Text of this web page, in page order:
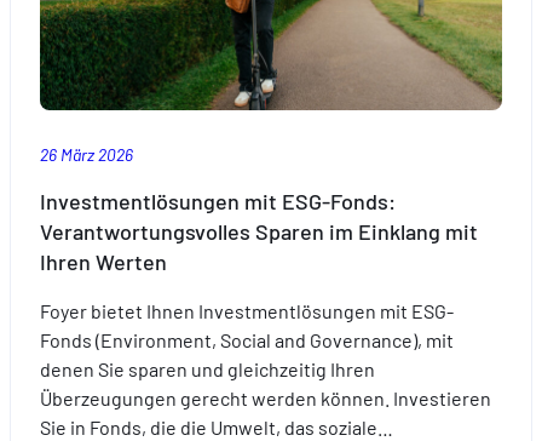
26 März 2026
Investmentlösungen mit ESG-Fonds:
Verantwortungsvolles Sparen im Einklang mit
Ihren Werten
Foyer bietet Ihnen Investmentlösungen mit ESG-
Fonds (Environment, Social and Governance), mit
denen Sie sparen und gleichzeitig Ihren
Überzeugungen gerecht werden können. Investieren
Sie in Fonds, die die Umwelt, das soziale…